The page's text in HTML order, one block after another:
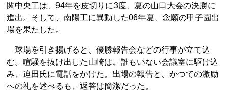
関中央工は、94年を皮切りに3度、夏の山口大会の決勝に
進出。そして、南陽工に異動した06年夏、念願の甲子園出
場を果たした。
球場を引き揚げると、優勝報告会などの行事が立て込
む。喧騒を抜け出した山崎は、誰もいない会議室に駆け込
み、迫田氏に電話をかけた。出場の報告と、かつての激励
への礼を述べるも、返答は簡潔だった。